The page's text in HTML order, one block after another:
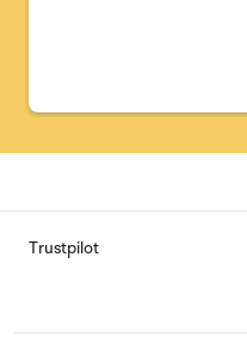
Trustpilot